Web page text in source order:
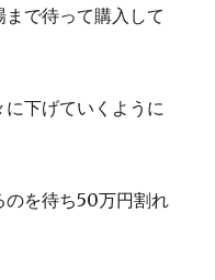
で待って購入して
に下げていくように
のを待ち50万円割れ